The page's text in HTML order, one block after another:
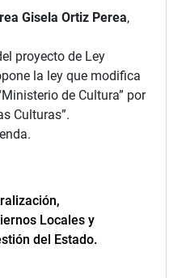
Gisela Ortiz Perea,
proyecto de Ley
la ley que modifica
de Cultura” por
Culturas”.
Locales y
del Estado.